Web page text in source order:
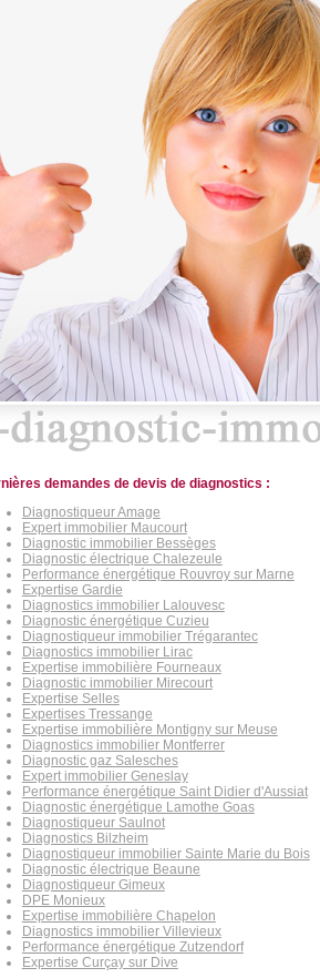
demandes de devis de diagnostics :
Diagnostiqueur Amage
Expert immobilier Maucourt
Diagnostic immobilier Bessèges
Diagnostic électrique Chalezeule
Performance énergétique Rouvroy sur Marne
Expertise Gardie
Diagnostics immobilier Lalouvesc
Diagnostic énergétique Cuzieu
Diagnostiqueur immobilier Trégarantec
Diagnostics immobilier Lirac
Expertise immobilière Fourneaux
Diagnostic immobilier Mirecourt
Expertise Selles
Expertises Tressange
Expertise immobilière Montigny sur Meuse
Diagnostics immobilier Montferrer
Diagnostic gaz Salesches
Expert immobilier Geneslay
Performance énergétique Saint Didier d'Aussiat
Diagnostic énergétique Lamothe Goas
Diagnostiqueur Saulnot
Diagnostics Bilzheim
Diagnostiqueur immobilier Sainte Marie du Bois
Diagnostic électrique Beaune
Diagnostiqueur Gimeux
DPE Monieux
Expertise immobilière Chapelon
Diagnostics immobilier Villevieux
Performance énergétique Zutzendorf
Expertise Curçay sur Dive